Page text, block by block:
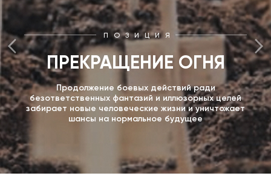
ПОЗИЦИЯ
ПРЕКРАЩЕНИЕ ОГНЯ
Продолжение боевых действий ради
безответственных фантазий и иллюзорных целей
забирает новые человеческие жизни и уничтожает
шансы на нормальное будущее